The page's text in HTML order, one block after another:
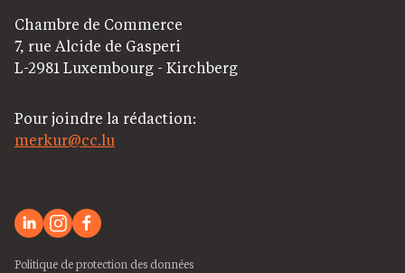
Chambre de Commerce
7, rue Alcide de Gasperi
L-2981 Luxembourg - Kirchberg
Pour joindre la rédaction:
merkur@cc.lu
Politique de protection des données